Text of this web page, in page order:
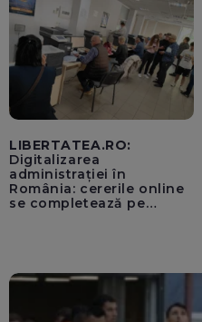
LIBERTATEA.RO:
Digitalizarea
administrației în
România: cererile online
se completează pe